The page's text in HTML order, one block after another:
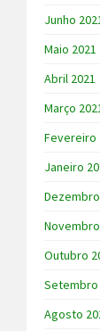
Junho
Maio 2021
Abril 2021
Março
Fevereiro
Janeiro
Outubro
Setembro
Agosto